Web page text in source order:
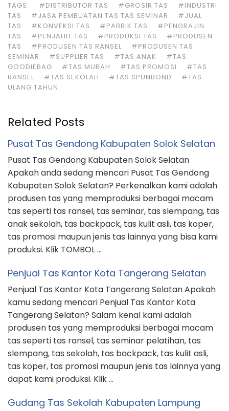
TAGS: #DISTRIBUTOR TAS #GROSIR TAS
#INDUSTRI
TAS
#JASA PEMBUATAN TAS TAS SEMINAR
#JUAL
TAS
#KONVEKSI TAS #PABRIK TAS
#PENGRAJIN
TAS
#PENJAHIT TAS #PRODUKSI TAS
#PRODUSEN
TAS
#PRODUSEN TAS RANSEL
#PRODUSEN TAS
SEMINAR
#SUPPLIER TAS #TAS ANAK
#TAS
GOODIEBAG
#TAS MURAH #TAS PROMOSI
#TAS
RANSEL
#TAS SEKOLAH #TAS SPUNBOND
#TAS
ULANG TAHUN
Related Posts
Pusat Tas Gendong Kabupaten Solok Selatan
Pusat Tas Gendong Kabupaten Solok Selatan
Apakah anda sedang mencari Pusat Tas Gendong
Kabupaten Solok Selatan? Perkenalkan kami adalah
produsen tas yang memproduksi berbagai macam
tas seperti tas ransel, tas seminar, tas slempang, tas
anak sekolah, tas backpack, tas kulit asli, tas koper,
tas promosi maupun jenis tas lainnya yang bisa kami
produksi. Klik TOMBOL …
Penjual Tas Kantor Kota Tangerang Selatan
Penjual Tas Kantor Kota Tangerang Selatan Apakah
kamu sedang mencari Penjual Tas Kantor Kota
Tangerang Selatan? Salam kenal kami adalah
produsen tas yang memproduksi berbagai macam
tas seperti tas ransel, tas seminar pelatihan, tas
slempang, tas sekolah, tas backpack, tas kulit asli,
tas koper, tas promosi maupun jenis tas lainnya yang
dapat kami produksi. Klik …
Gudang Tas Sekolah Kabupaten Lampung